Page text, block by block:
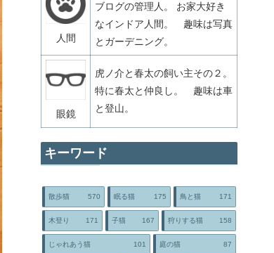
人間
ブログの管理人。 お家大好き
なインドア人間。 趣味は写真
とガーデニング。
眼鏡
虎ノ介と春太の飼い主その２。
特に春太と仲良し。 趣味は車
と登山。
キーワード
散歩猫 570 眠る猫 175 鳥と猫 171
木登り 171 子猫 167 狩りする猫 158
じゃれあう猫 101 庭の猫 87